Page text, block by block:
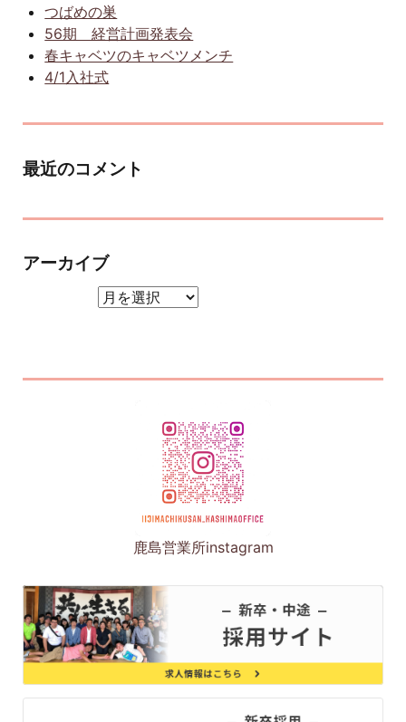
つばめの巣
56期 経営計画発表会
春キャベツのキャベツメンチ
4/1入社式
最近のコメント
アーカイブ
鹿島営業所instagram